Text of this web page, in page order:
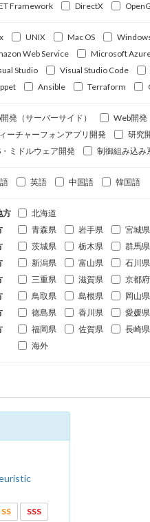
Framework
DirectX
UNIX Mac OS
Web Service
Microsoft
Studio
Visual Studio Code
Ansible Terraform
発（サーバーサイド） Web開発
ーチャーフォンアプリ開発
研究
・ミドルウェア開発
制御組み込み
英語 中国語 韓国語
方
北海道
青森県 岩手県 宮城県
茨城県 栃木県 群馬県
新潟県 富山県 石川県
三重県 滋賀県 京都府
鳥取県 島根県 岡山県
徳島県 香川県 愛媛県
福岡県 佐賀県 長崎県
海外
SS SSS